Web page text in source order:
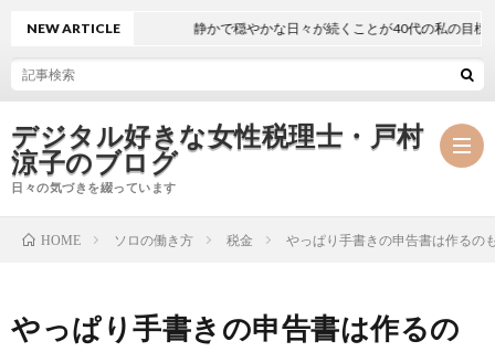
デジタル好きな女性税理士・戸村
涼子のブログ
日々の気づきを綴っています
NEW ARTICLE 静かで穏やかな日々が続くことが40代の私の目標
HOME ソロの働き方 税金 やっぱり手書きの申告書は作るの
やっぱり手書きの申告書は作るの